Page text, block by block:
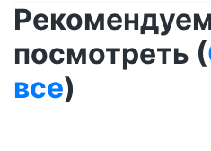
посмотреть (
все)